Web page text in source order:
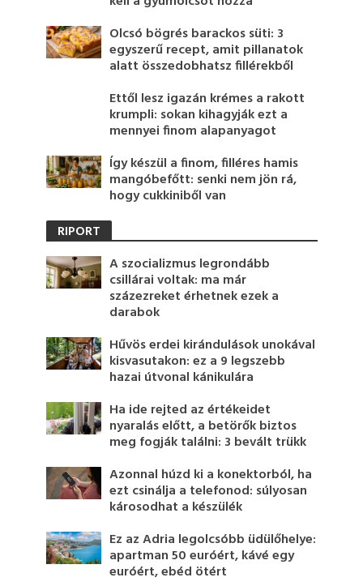
Olcsó bögrés barackos süti: 3
egyszerű recept, amit pillanatok
alatt összedobhatsz fillérekből
Ettől lesz igazán krémes a rakott
krumpli: sokan kihagyják ezt a
mennyei finom alapanyagot
Így készül a finom, filléres hamis
mangóbefőtt: senki nem jön rá,
hogy cukkiniből van
RIPORT
A szocializmus legrondább
csillárai voltak: ma már
százezreket érhetnek ezek a
darabok
Hűvös erdei kirándulások unokával
kisvasutakon: ez a 9 legszebb
hazai útvonal kánikulára
Ha ide rejted az értékeidet
nyaralás előtt, a betörők biztos
meg fogják találni: 3 bevált trükk
Azonnal húzd ki a konektorból, ha
ezt csinálja a telefonod: súlyosan
károsodhat a készülék
Ez az Adria legolcsóbb üdülőhelye:
apartman 50 euróért, kávé egy
euróért, ebéd ötért